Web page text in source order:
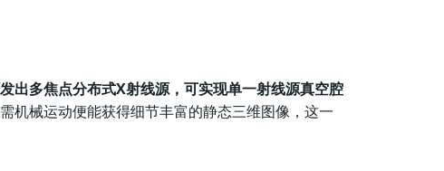
出多焦点分布式X射线源，可实现单一射线源真空腔
机械运动便能获得细节丰富的静态三维图像，这一